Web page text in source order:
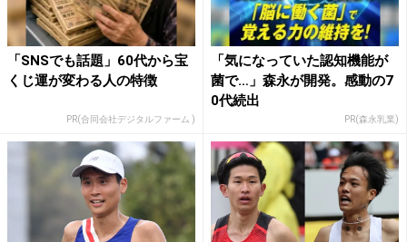
「SNSでも話題」60代から宝
くじ運が変わる人の特徴
PR(合同会社デジタルファーム )
「気になっていた認知機能が
菌で…」森永が開発。感動の7
0代続出
PR(森永乳業)